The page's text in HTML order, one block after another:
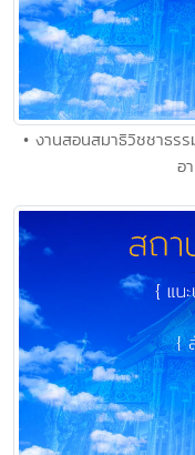
• งานสอนสมาธิวิชชาธร
อ